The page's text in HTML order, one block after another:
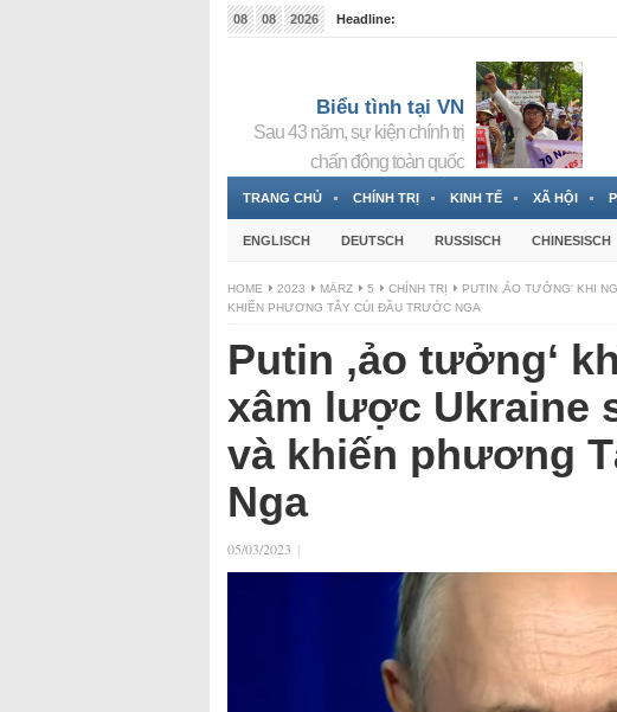
08 08 2026
Headline:
Biểu tình tại VN
Sau 43 năm, sự kiện chính trị
chấn động toàn quốc
TRANG CHỦ CHÍNH TRỊ KINH TẾ XÃ HỘI
ENGLISCH DEUTSCH RUSSISCH CHINESISCH
HOME 2023 MÄRZ 5 CHÍNH TRỊ
PUTIN ‚ẢO TƯỞNG‘ KHI
KHIẾN PHƯƠNG TÂY CÚI ĐẦU TRƯỚC NGA
Putin ‚ảo tưởng‘
xâm lược Ukraine
và khiến phương
Nga
05/03/2023 |